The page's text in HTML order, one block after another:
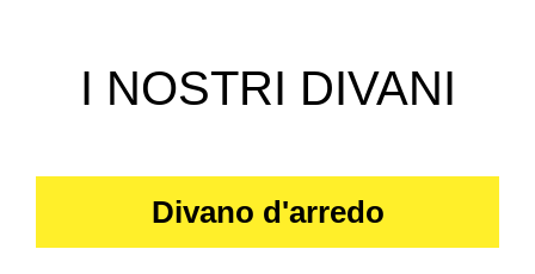
I NOSTRI DIVANI
Divano d'arredo